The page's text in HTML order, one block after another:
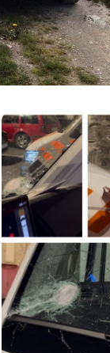
Adaugă
pentru
textul
textul
textul